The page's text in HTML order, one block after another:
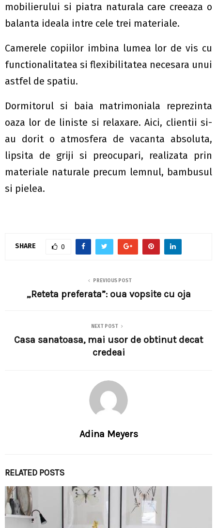
mobilierului si piatra naturala care creeaza o
balanta ideala intre cele trei materiale.
Camerele copiilor imbina lumea lor de vis cu
functionalitatea si flexibilitatea necesara unui
astfel de spatiu.
Dormitorul si baia matrimoniala reprezinta
oaza lor de liniste si relaxare. Aici, clientii si-
au dorit o atmosfera de vacanta absoluta,
lipsita de griji si preocupari, realizata prin
materiale naturale precum lemnul, bambusul
si pielea.
SHARE 0
PREVIOUS POST
„Reteta preferata”: oua vopsite cu oja
NEXT POST
Casa sanatoasa, mai usor de obtinut decat
credeai
Adina Meyers
RELATED POSTS